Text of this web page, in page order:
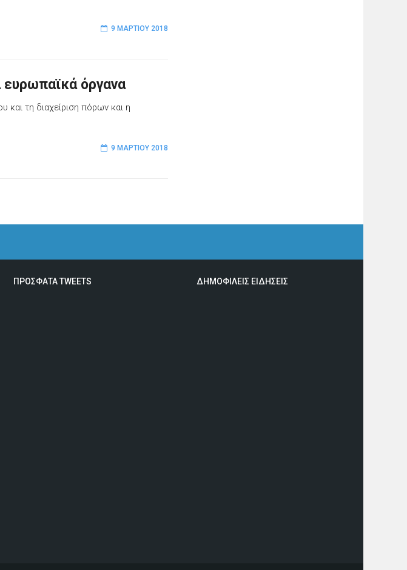
9 ΜΑΡΤΊΟΥ 2018
ευρωπαϊκά όργανα
και τη διαχείριση πόρων και η
9 ΜΑΡΤΊΟΥ 2018
ΠΡΟΣΦΑΤΑ TWEETS ΔΗΜΟΦΙΛΕΙΣ ΕΙΔΗΣΕΙΣ